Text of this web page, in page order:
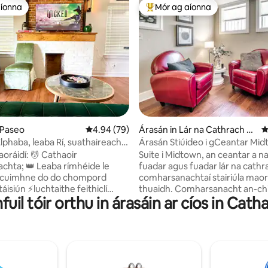
Meánrátáil 4.94 as 5, 79 léirmheas
4.94 (79)
leaba Rí, suathaireacht,
leictreacha
💆 Cathaoir
rímhéide le
do do chompord
⚡️luchtaithe feithiclí
ar fáil le costas breise (nach
san áirithint); 🚙 Cíos
An-mhór ag aíonna
Mór ag aíonna
Árasán in Lár na Cathrach O
klahoma City
Árasán Stiúideo i gCeantar
Suite i Midtown, an ceantar a
fuadar agus fuadar lár na
comharsanachtaí stairiúla
thuaidh. Comharsanacht an-chiúin. Gar
do Paycom Center (le
Thunder nó ceolchoirmeacha),
"1930" agus uaireanta cloisfeá
tóir orthu in árasáin ar cíos in